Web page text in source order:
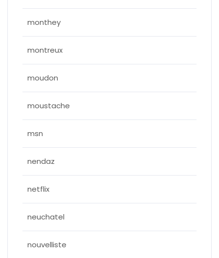
monthey
montreux
moudon
moustache
msn
nendaz
netflix
neuchatel
nouvelliste